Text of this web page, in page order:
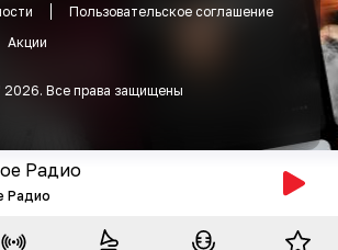
Пользовательское соглашение
Акции
2026. Все права защищены
Радио
Радио